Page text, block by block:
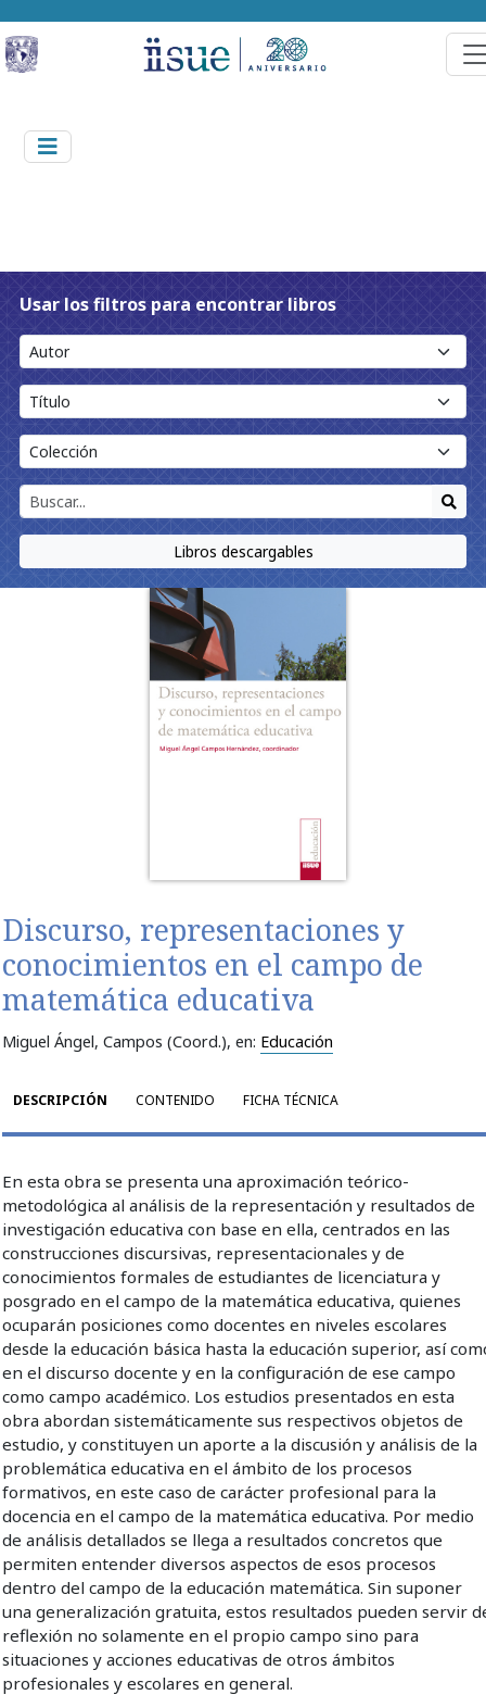
Usar los filtros para encontrar libros
Libros descargables
Discurso, representaciones y
conocimientos en el campo de
matemática educativa
Miguel Ángel, Campos (Coord.), en: Educación
DESCRIPCIÓN CONTENIDO FICHA TÉCNICA
En esta obra se presenta una aproximación teórico-
metodológica al análisis de la representación y resultados de
investigación educativa con base en ella, centrados en las
construcciones discursivas, representacionales y de
conocimientos formales de estudiantes de licenciatura y
posgrado en el campo de la matemática educativa, quienes
ocuparán posiciones como docentes en niveles escolares
desde la educación básica hasta la educación superior, así
en el discurso docente y en la configuración de ese campo
como campo académico. Los estudios presentados en esta
obra abordan sistemáticamente sus respectivos objetos de
estudio, y constituyen un aporte a la discusión y análisis de la
problemática educativa en el ámbito de los procesos
formativos, en este caso de carácter profesional para la
docencia en el campo de la matemática educativa. Por medio
de análisis detallados se llega a resultados concretos que
permiten entender diversos aspectos de esos procesos
dentro del campo de la educación matemática. Sin suponer
una generalización gratuita, estos resultados pueden servir
reflexión no solamente en el propio campo sino para
situaciones y acciones educativas de otros ámbitos
profesionales y escolares en general.